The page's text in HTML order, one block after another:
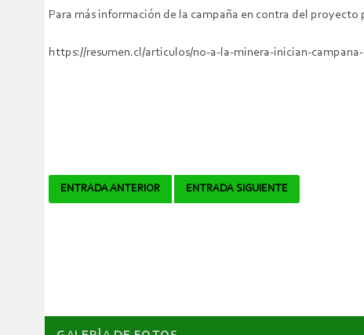
Para más información de la campaña en contra del proyecto
https://resumen.cl/articulos/no-a-la-minera-inician-
Navegador
ENTRADA ANTERIOR ENTRADA SIGUIENTE